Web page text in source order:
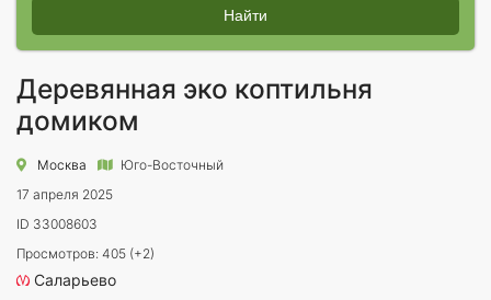
Найти
Деревянная эко коптильня
домиком
Москва
Юго-Восточный
17 апреля 2025
ID 33008603
Просмотров: 405 (+2)
Саларьево